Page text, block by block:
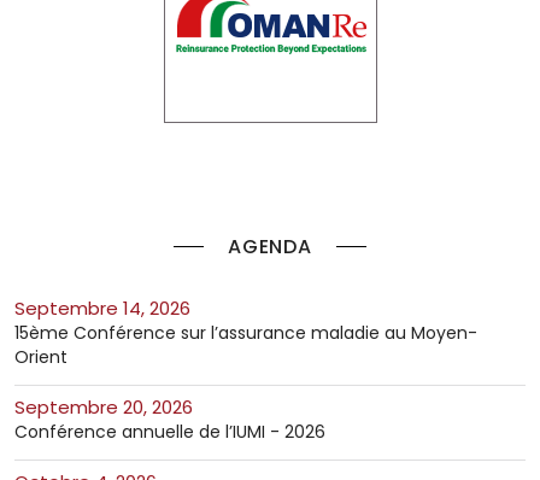
AGENDA
septembre 14, 2026
15ème Conférence sur l’assurance maladie au Moyen-
Orient
septembre 20, 2026
Conférence annuelle de l’IUMI - 2026